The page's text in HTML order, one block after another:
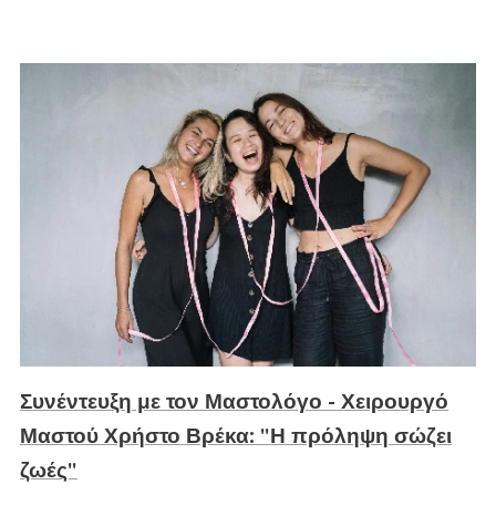
Συνέντευξη με τον Μαστολόγο - Χειρουργό
Μαστού Χρήστο Βρέκα: "Η πρόληψη σώζει
ζωές"